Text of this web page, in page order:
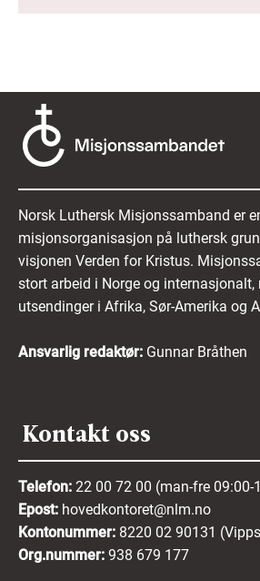
Norsk Luthersk Misjonssamband er
misjonsorganisasjon på luthersk
visjonen Verden for Kristus.
stort arbeid i Norge og internasjonalt,
utsendinger i Afrika, Sør-Amerika og
Ansvarlig redaktør: Gunnar Bråthen
Kontakt oss
Telefon: 22 00 72 00 (man-fre 09:00-
Epost: hovedkontoret@nlm.no
Kontonummer: 8220 02 90131
Org.nummer: 938 679 177